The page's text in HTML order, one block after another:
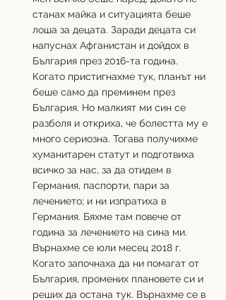
станах майка и ситуацията беше
лоша за децата. Заради децата си
напуснах Афганистан и дойдох в
България през 2016-та година.
Когато пристигнахме тук, планът ни
беше само да преминем през
България. Но малкият ми син се
разболя и откриха, че болестта му е
много сериозна. Тогава получихме
хуманитарен статут и подготвиха
всичко за нас, за да отидем в
Германия, паспорти, пари за
лечението; и ни изпратиха в
Германия. Бяхме там повече от
година за лечението на сина ми.
Върнахме се юли месец 2018 г.
Когато започнаха да ни помагат от
България, промених плановете си и
реших да остана тук. Върнахме се в